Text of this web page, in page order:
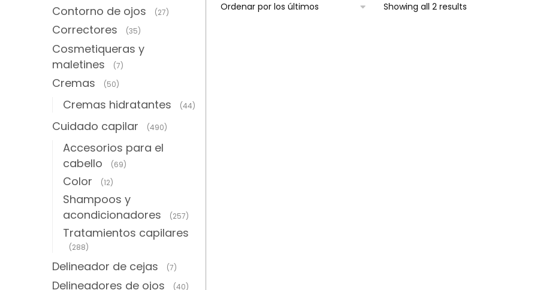
Showing all 2 results
Contorno de ojos (27)
Correctores (35)
Cosmetiqueras y
maletines
(7)
Cremas (50)
Cremas hidratantes (44)
Cuidado capilar (490)
Accesorios para el
cabello
(69)
Color (12)
Shampoos y
acondicionadores
(257)
Tratamientos capilares
(288)
Delineador de cejas (7)
Delineadores de ojos (40)